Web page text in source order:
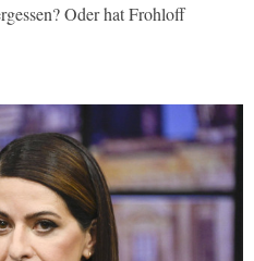
Oder hat Frohloff